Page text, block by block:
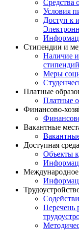
Средства
Условия
Доступ к
Стипендии и
Наличие
стипендий
Меры
Платные
Платные
Финансово-
Вакантные
Доступная среда
Объекты
Международное
Перечень